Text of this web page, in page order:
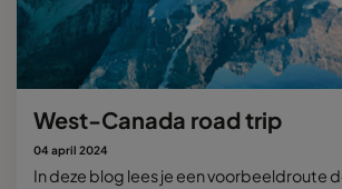
West-Canada road trip
04 april 2024
In deze blog lees je een voorbeeldroute